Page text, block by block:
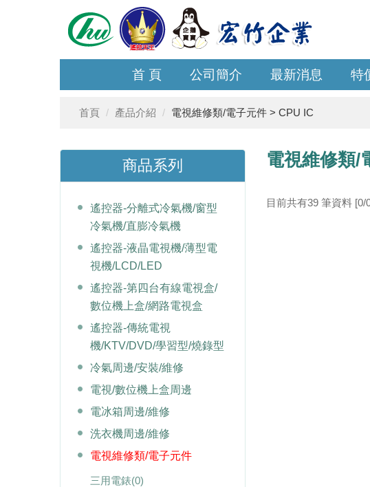
首 頁 公司簡介 最新消息 特
首頁 產品介紹 電視維修類/電子元件 > CPU IC
商品系列
遙控器-分離式冷氣機/窗型
冷氣機/直膨冷氣機
遙控器-液晶電視機/薄型電
視機/LCD/LED
遙控器-第四台有線電視盒/
數位機上盒/網路電視盒
遙控器-傳統電視
機/KTV/DVD/學習型/燒錄型
冷氣周邊/安裝/維修
電視/數位機上盒周邊
電冰箱周邊/維修
洗衣機周邊/維修
電視維修類/電子元件
三用電錶(0)
電視維修類/
目前共有39 筆資料 [0/